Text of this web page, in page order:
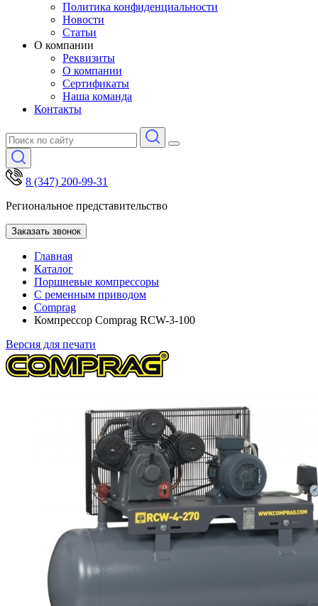
Политика конфиденциальности
Новости
Статьи
О компании
Реквизиты
О компании
Сертификаты
Наша команда
Контакты
8 (347) 200-99-31
Региональное представительство
Заказать звонок
Главная
Каталог
Поршневые компрессоры
С ременным приводом
Comprag
Компрессор Comprag RCW-3-100
Версия для печати